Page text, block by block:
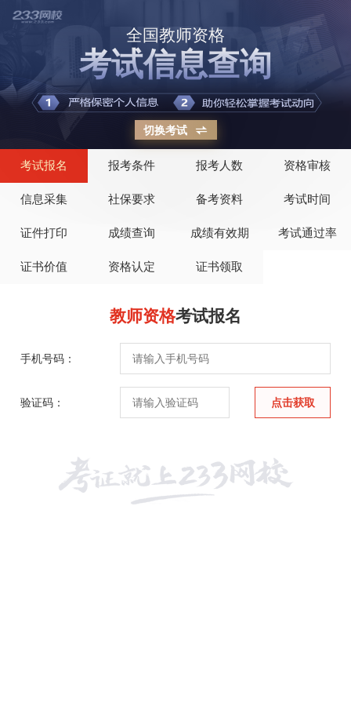
全国教师资格
考试信息查询
切换考试
考试报名 报考条件 报考人数 资格审核
信息采集 社保要求 备考资料 考试时间
证件打印 成绩查询 成绩有效期 考试通过率
证书价值 资格认定 证书领取
教师资格考试报名
手机号码：
验证码： 点击获取